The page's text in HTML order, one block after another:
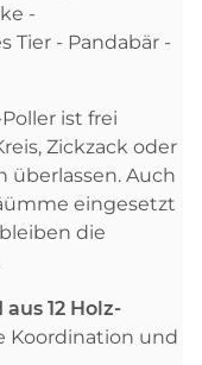
-
Tier - Pandabär -
ist frei
Zickzack oder
überlassen. Auch
eingesetzt
die
12 Holz-
Koordination und